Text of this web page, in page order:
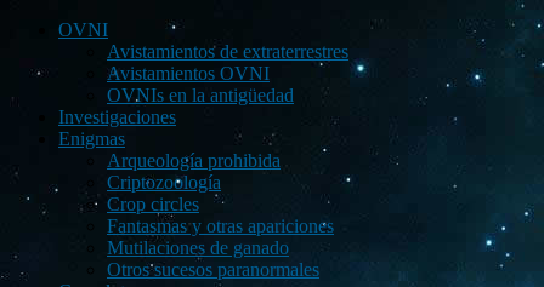
OVNI
Avistamientos de extraterrestres
Avistamientos OVNI
OVNIs en la antigüedad
Investigaciones
Enigmas
Arqueología prohibida
Criptozoología
Crop circles
Fantasmas y otras apariciones
Mutilaciones de ganado
Otros sucesos paranormales